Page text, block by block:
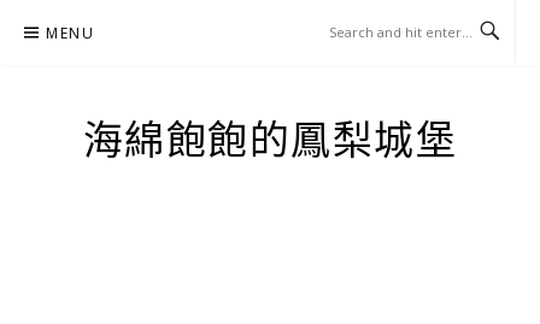
MENU
海綿飽飽的鳳梨城堡